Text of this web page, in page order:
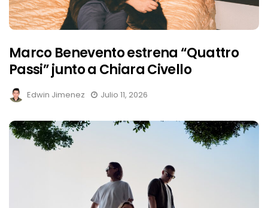
Marco Benevento estrena “Quattro
Passi” junto a Chiara Civello
Edwin Jimenez Julio 11, 2026